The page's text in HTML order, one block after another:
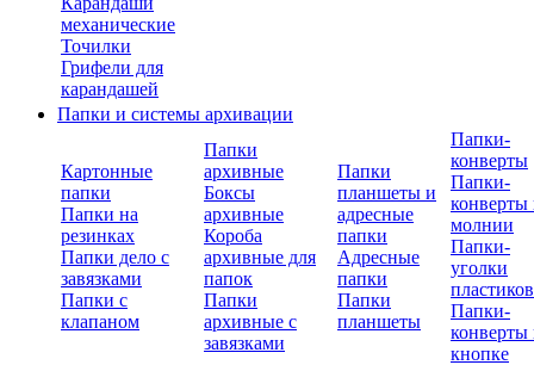
механические
Точилки
Грифели для
карандашей
Папки и системы архивации
Картонные
папки
Папки на
резинках
Папки дело с
завязками
Папки с
клапаном
Папки
архивные
Боксы
архивные
Короба
архивные для
папок
Папки
архивные с
завязками
Папки
планшеты и
адресные
папки
Адресные
папки
Папки
планшеты
Папки-
конверты
Папки-
конверты
молнии
Папки-
уголки
Папки-
конверты
кнопке